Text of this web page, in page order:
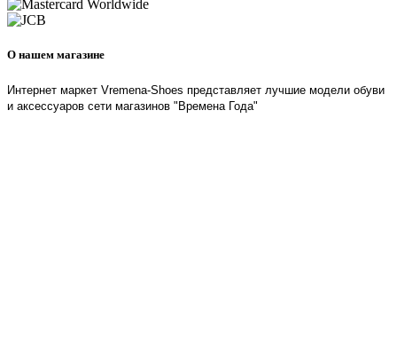
О нашем магазине
Интернет маркет Vremena-Shoes представляет лучшие модели обуви
и аксессуаров сети магазинов "Времена Года"